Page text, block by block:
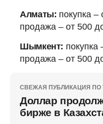
Алматы: покупка –
продажа – от 500
Шымкент: покупка
продажа – от 500
СВЕЖАЯ ПУБЛИКАЦИЯ ПО
Доллар
бирже в